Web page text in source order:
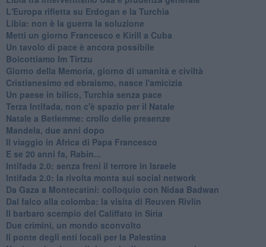
L'Europa rifletta su Erdogan e la Turchia
Libia: non è la guerra la soluzione
Metti un giorno Francesco e Kirill a Cuba
Un tavolo di pace è ancora possibile
Boicottiamo Im Tirtzu
Giorno della Memoria, giorno di umanità e civiltà
Cristianesimo ed ebraismo, nasce l'amicizia
Un paese in bilico, Turchia senza pace
Terza Intifada, non c'è spazio per il Natale
Natale a Betlemme: crollo delle presenze
Mandela, due anni dopo
Il viaggio in Africa di Papa Francesco
E se 20 anni fa, Rabin...
Intifada 2.0: senza freni il terrore in Israele
Intifada 2.0: la rivolta monta sui social network
Da Gaza a Montecatini: colloquio con Nidaa Badwan
Dal falco alla colomba: la visita di Reuven Rivlin
Il barbaro scempio del Califfato in Siria
Due crimini, un mondo sconvolto
Il ponte degli enti locali per la Palestina